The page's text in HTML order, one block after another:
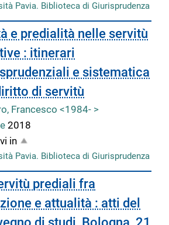
Pavia. Biblioteca di Giurisprudenza
e predialità nelle servitù
: itinerari
e sistematica
di servitù
Francesco <1984- >
2018
in
Pavia. Biblioteca di Giurisprudenza
prediali fra
e attualità : atti del